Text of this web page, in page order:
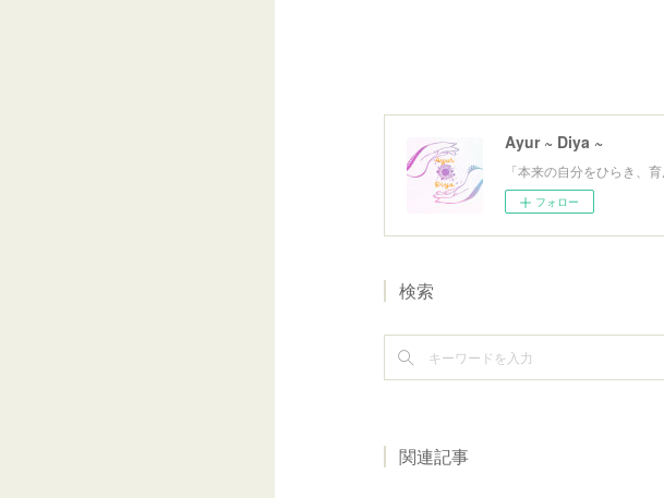
Ayur ~ Diya ~
「本来の自分をひらき、
フォロー
検索
関連記事